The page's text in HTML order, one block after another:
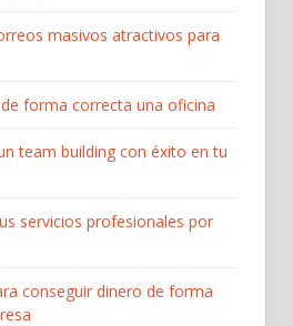
masivos atractivos para
forma correcta una oficina
team building con éxito en tu
servicios profesionales por
conseguir dinero de forma